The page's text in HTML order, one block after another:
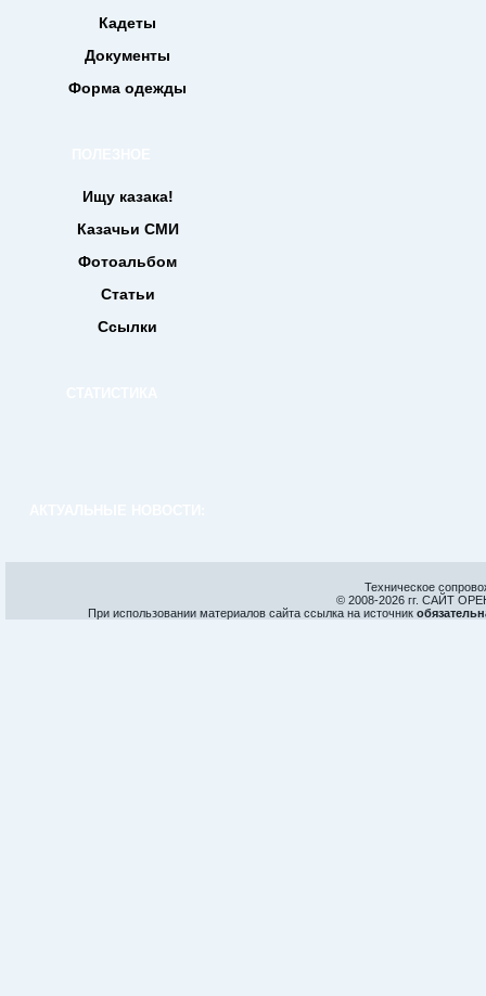
Кадеты
Документы
Форма одежды
Ищу казака!
Казачьи СМИ
Фотоальбом
Статьи
Ссылки
Техническое
© 2008-2026 гг. САЙТ
При использовании материалов сайта ссылка на источник